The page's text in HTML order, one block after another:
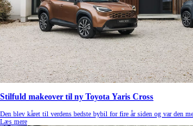
Stilfuld makeover til ny Toyota Yaris Cross
Den blev kåret til verdens bedste bybil for fire år siden og var den
Læs mere